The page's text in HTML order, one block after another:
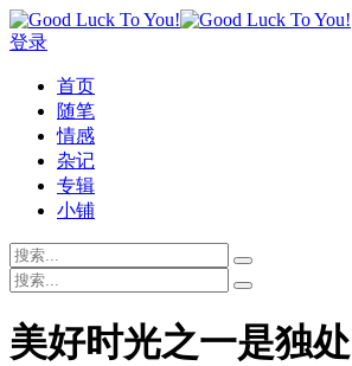
登录
首页
随笔
情感
杂记
专辑
小铺
美好时光之一是独处